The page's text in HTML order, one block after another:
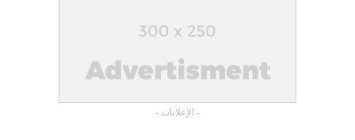
- الإعلانات -